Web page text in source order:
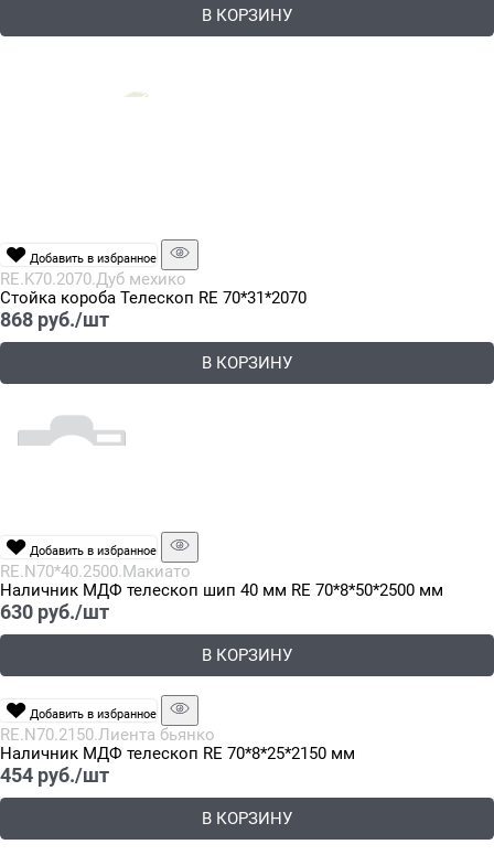
В КОРЗИНУ
Добавить в избранное
RE.K70.2070.Дуб мехико
Стойка короба Телескоп RE 70*31*2070
868 руб./шт
В КОРЗИНУ
Добавить в избранное
RE.N70*40.2500.Макиато
Наличник МДФ телескоп шип 40 мм RE 70*8*50*2500 мм
630 руб./шт
В КОРЗИНУ
Добавить в избранное
RE.N70.2150.Лиента бьянко
Наличник МДФ телескоп RE 70*8*25*2150 мм
454 руб./шт
В КОРЗИНУ